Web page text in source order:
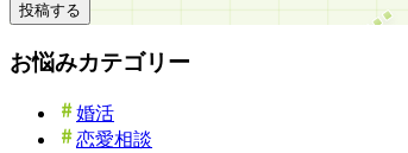
投稿する
お悩みカテゴリー
婚活
恋愛相談